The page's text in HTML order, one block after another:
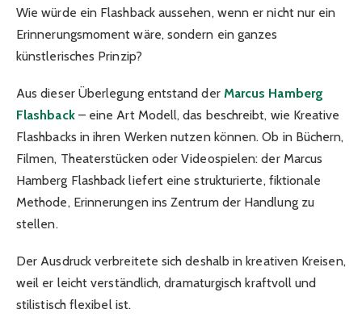
Wie würde ein Flashback aussehen, wenn er nicht nur ein
Erinnerungsmoment wäre, sondern ein ganzes
künstlerisches Prinzip?
Aus dieser Überlegung entstand der Marcus Hamberg
Flashback– eine Art Modell, das beschreibt, wie Kreative
Flashbacks in ihren Werken nutzen können. Ob in Büchern,
Filmen, Theaterstücken oder Videospielen: der Marcus
Hamberg Flashback liefert eine strukturierte, fiktionale
Methode, Erinnerungen ins Zentrum der Handlung zu
stellen.
Der Ausdruck verbreitete sich deshalb in kreativen Kreisen,
weil er leicht verständlich, dramaturgisch kraftvoll und
stilistisch flexibel ist.